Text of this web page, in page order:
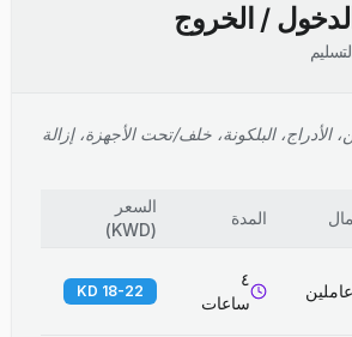
/ الخروج
البلكونة، خلف/تحت الأجهزة، إزالة
المدة
السعر
(
KWD
)
عاملين
٤
ساعات
18-22 KD